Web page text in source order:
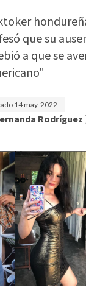
que su
a que se
14 may. 2022
Rodríguez